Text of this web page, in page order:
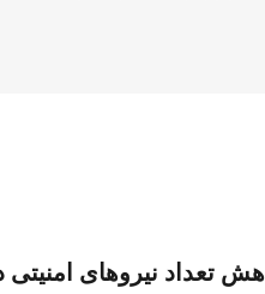
تعداد نیروهای امنیتی